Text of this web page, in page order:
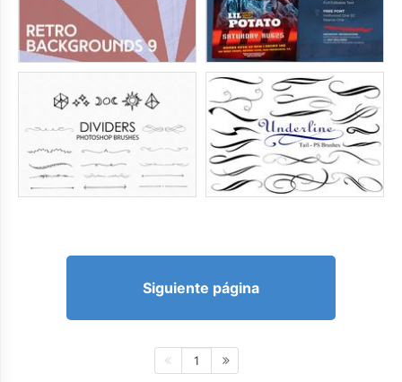
Siguiente página
1